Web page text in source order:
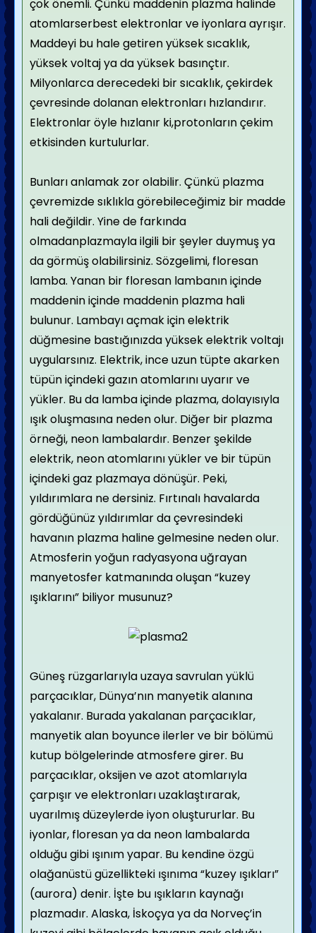
çok önemli. Çünkü maddenin plazma halinde
atomlarserbest elektronlar ve iyonlara ayrışır.
Maddeyi bu hale getiren yüksek sıcaklık,
yüksek voltaj ya da yüksek basınçtır.
Milyonlarca derecedeki bir sıcaklık, çekirdek
çevresinde dolanan elektronları hızlandırır.
Elektronlar öyle hızlanır ki,protonların çekim
etkisinden kurtulurlar.
Bunları anlamak zor olabilir. Çünkü plazma
çevremizde sıklıkla görebileceğimiz bir madde
hali değildir. Yine de farkında
olmadanplazmayla ilgili bir şeyler duymuş ya
da görmüş olabilirsiniz. Sözgelimi, floresan
lamba. Yanan bir floresan lambanın içinde
maddenin içinde maddenin plazma hali
bulunur. Lambayı açmak için elektrik
düğmesine bastığınızda yüksek elektrik voltajı
uygularsınız. Elektrik, ince uzun tüpte akarken
tüpün içindeki gazın atomlarını uyarır ve
yükler. Bu da lamba içinde plazma, dolayısıyla
ışık oluşmasına neden olur. Diğer bir plazma
örneği, neon lambalardır. Benzer şekilde
elektrik, neon atomlarını yükler ve bir tüpün
içindeki gaz plazmaya dönüşür. Peki,
yıldırımlara ne dersiniz. Fırtınalı havalarda
gördüğünüz yıldırımlar da çevresindeki
havanın plazma haline gelmesine neden olur.
Atmosferin yoğun radyasyona uğrayan
manyetosfer katmanında oluşan “kuzey
ışıklarını” biliyor musunuz?
Güneş rüzgarlarıyla uzaya savrulan yüklü
parçacıklar, Dünya’nın manyetik alanına
yakalanır. Burada yakalanan parçacıklar,
manyetik alan boyunce ilerler ve bir bölümü
kutup bölgelerinde atmosfere girer. Bu
parçacıklar, oksijen ve azot atomlarıyla
çarpışır ve elektronları uzaklaştırarak,
uyarılmış düzeylerde iyon oluştururlar. Bu
iyonlar, floresan ya da neon lambalarda
olduğu gibi ışınım yapar. Bu kendine özgü
olağanüstü güzellikteki ışınıma “kuzey ışıkları”
(aurora) denir. İşte bu ışıkların kaynağı
plazmadır. Alaska, İskoçya ya da Norveç’in